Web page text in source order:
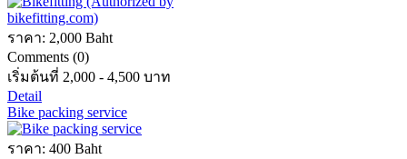
ราคา: 2,000 Baht
Comments (0)
เริ่มต้นที่ 2,000 - 4,500 บาท
Detail
Bike packing service
ราคา: 400 Baht